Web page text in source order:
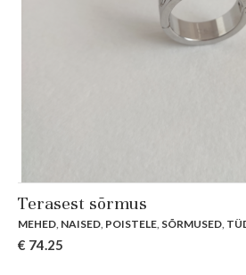
Terasest sõrmus
MEHED, NAISED, POISTELE, SÕRMUSED,
Original
€ 74.25